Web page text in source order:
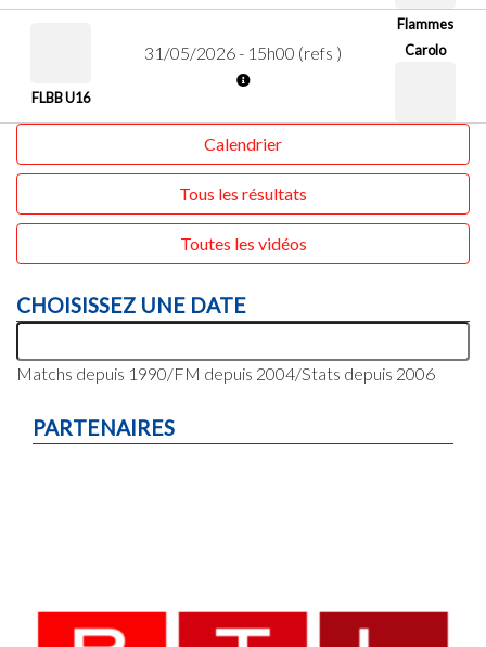
FLBB U16
31/05/2026 - 15h00 (refs )
Flammes
Carolo
Calendrier
Tous les résultats
Toutes les vidéos
CHOISISSEZ UNE DATE
Matchs depuis 1990/FM depuis 2004/Stats depuis 2006
PARTENAIRES